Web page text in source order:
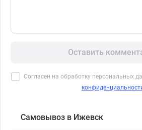
Оставить
Согласен на обработку персональных
Самовывоз в Ижевск